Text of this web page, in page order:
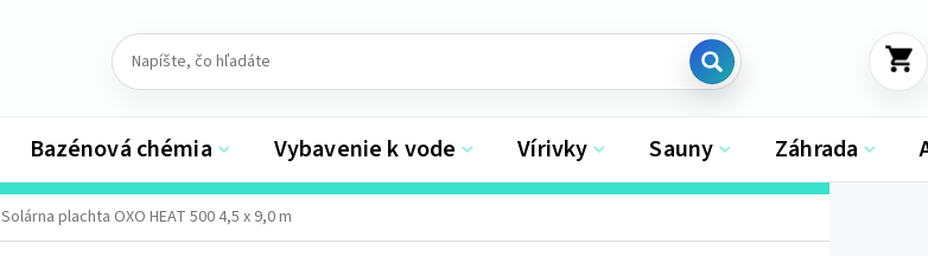
KOŠÍK
Bazénová chémia Vybavenie k vode Vírivky Sauny Záhrada
Solárna plachta OXO HEAT 500 4,5 x 9,0 m